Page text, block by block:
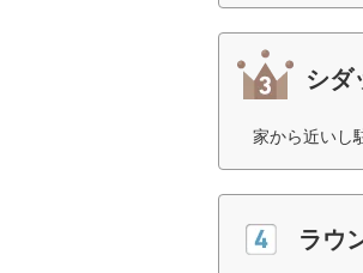
シダ
家から近いし
ラウ